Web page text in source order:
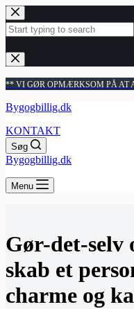
Fortsæt
til
indhold
Ingen
resultater
** VI GØR OPMÆRKSOM PÅ AT
Bygogbillig.dk
KONTAKT
Søg
Bygogbillig.dk
Menu
Gør-det-selv
skab et
charme og